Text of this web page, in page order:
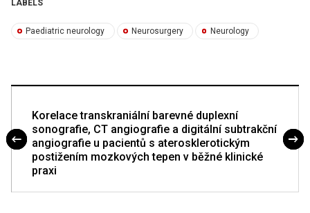
LABELS
Paediatric neurology Neurosurgery Neurology
Korelace transkraniální barevné duplexní
sonografie, CT angiografie a digitální subtrakční
angiografie u pacientů s aterosklerotickým
postižením mozkových tepen v běžné klinické
praxi